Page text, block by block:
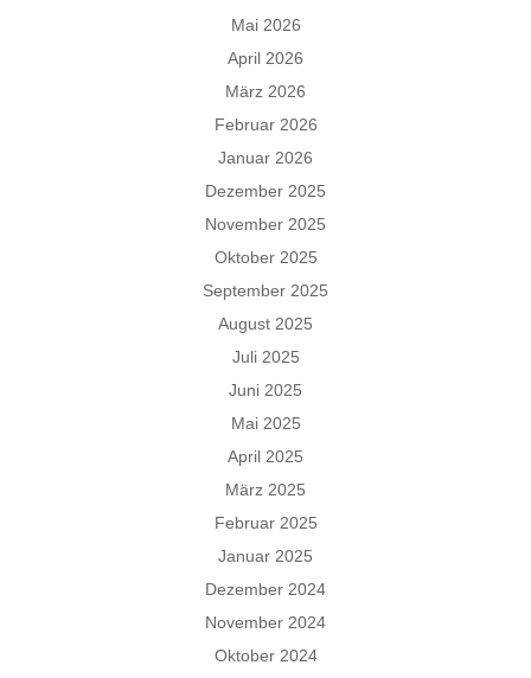
Mai 2026
April 2026
März 2026
Februar 2026
Januar 2026
Dezember 2025
November 2025
Oktober 2025
September 2025
August 2025
Juli 2025
Juni 2025
Mai 2025
April 2025
März 2025
Februar 2025
Januar 2025
Dezember 2024
November 2024
Oktober 2024